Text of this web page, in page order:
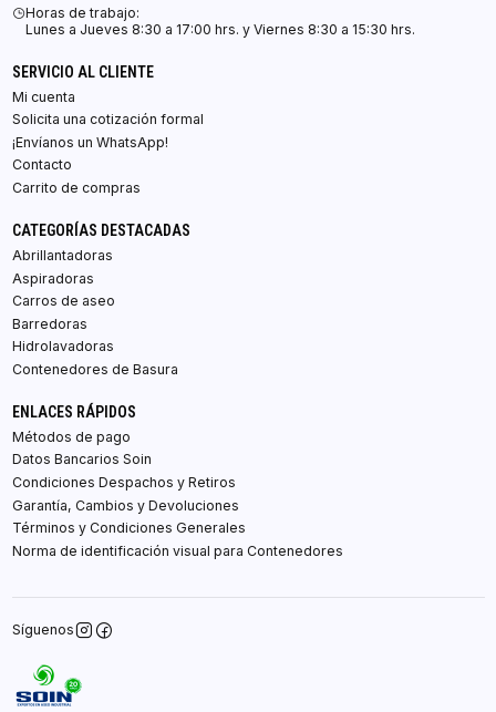
Horas de trabajo:
Lunes a Jueves 8:30 a 17:00 hrs. y Viernes 8:30 a 15:30 hrs.
SERVICIO AL CLIENTE
Mi cuenta
Solicita una cotización formal
¡Envíanos un WhatsApp!
Contacto
Carrito de compras
CATEGORÍAS DESTACADAS
Abrillantadoras
Aspiradoras
Carros de aseo
Barredoras
Hidrolavadoras
Contenedores de Basura
ENLACES RÁPIDOS
Métodos de pago
Datos Bancarios Soin
Condiciones Despachos y Retiros
Garantía, Cambios y Devoluciones
Términos y Condiciones Generales
Norma de identificación visual para Contenedores
Síguenos